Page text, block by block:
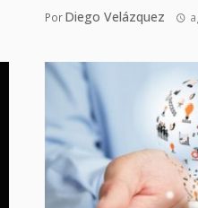
PorDiego Velázquez